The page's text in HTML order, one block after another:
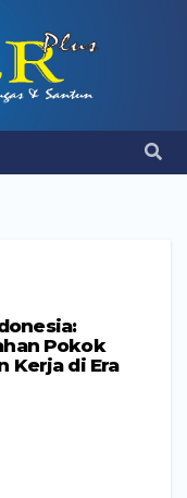
Pokok
Kerja di Era